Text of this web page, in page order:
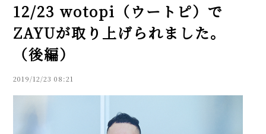
12/23 wotopi（ウートピ）で
ZAYUが取り上げられました。
（後編）
2019/12/23 08:21